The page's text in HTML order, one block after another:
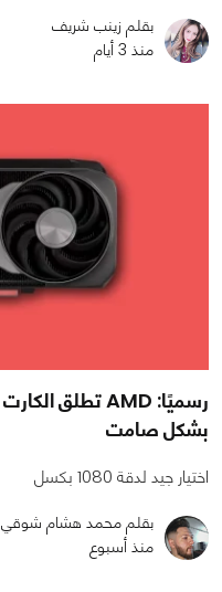
بقلم زينب شريف
منذ 3 أيام
بشكل صامت
اختيار جيد لدقة 1080 بكسل
بقلم محمد هشام شوقي
منذ أسبوع